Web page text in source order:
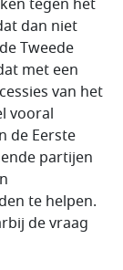
tegen het
dan niet
Tweede
met een
van het
vooral
de Eerste
partijen
te helpen.
de vraag